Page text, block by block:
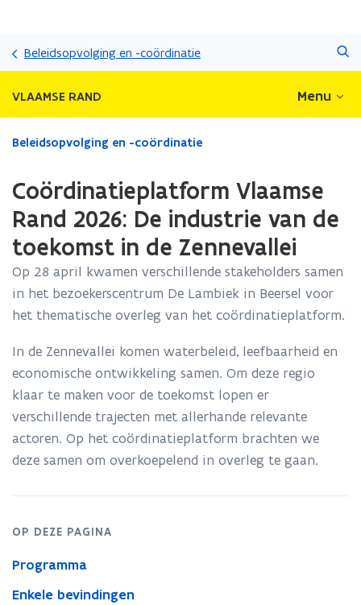
en
naar
gaan
Beleidsopvolging en -coördinatie
VLAAMSE RAND Menu
Gedaan
bevindt
zich
op:
Coördinatieplatform
Vlaamse
Rand
2026:
industrie
de
toekomst
Zennevallei
Beleidsopvolging en -coördinatie
Coördinatieplatform Vlaamse
Rand 2026: De industrie van de
toekomst in de Zennevallei
Op 28 april kwamen verschillende stakeholders samen
in het bezoekerscentrum De Lambiek in Beersel voor
het thematische overleg van het coördinatieplatform.
In de Zennevallei komen waterbeleid, leefbaarheid en
economische ontwikkeling samen. Om deze regio
klaar te maken voor de toekomst lopen er
verschillende trajecten met allerhande relevante
actoren. Op het coördinatieplatform brachten we
deze samen om overkoepelend in overleg te gaan.
OP DEZE PAGINA
Programma
Enkele bevindingen